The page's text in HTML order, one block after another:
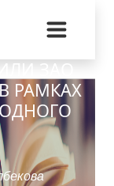
М.
ЗАО
РАМКАХ